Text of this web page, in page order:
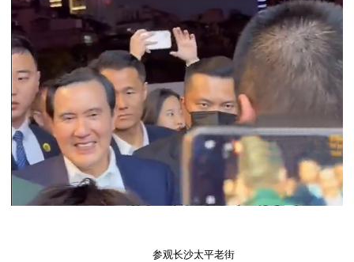
参观长沙太平老街